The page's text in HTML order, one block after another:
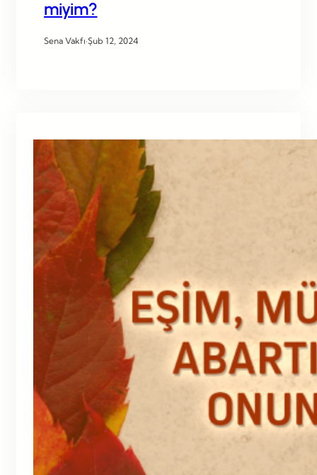
miyim?
Sena Vakfı·Şub 12, 2024